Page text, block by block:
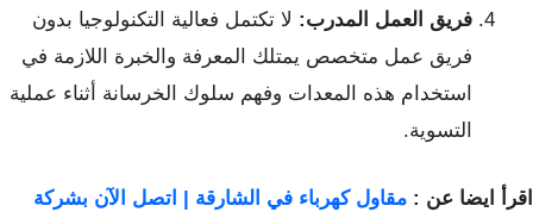
فريق العمل المدرب: لا تكتمل فعالية التكنولوجيا بدون
فريق عمل متخصص يمتلك المعرفة والخبرة اللازمة في
استخدام هذه المعدات وفهم سلوك الخرسانة أثناء عملية
التسوية.
اقرأ ايضا عن : مقاول كهرباء في الشارقة | اتصل الآن بشركة